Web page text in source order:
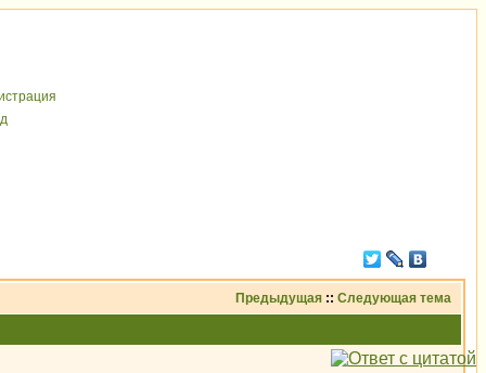
Предыдущая :: Следующая тема